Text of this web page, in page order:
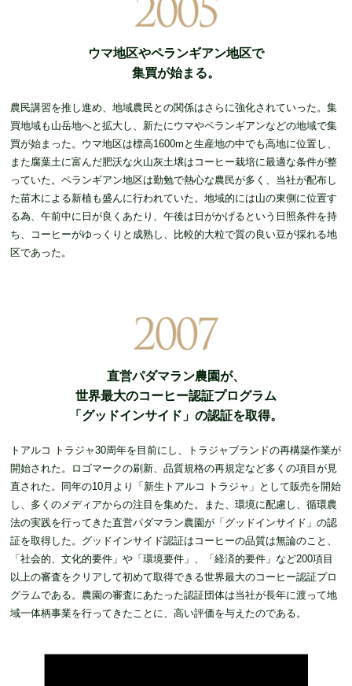
ウマ地区やペランギアン地区で
集買が始まる。
農民講習を推し進め、地域農民との関係はさらに強化されていった。集
買地域も山岳地へと拡大し、新たにウマやペランギアンなどの地域で集
買が始まった。ウマ地区は標高1600mと生産地の中でも高地に位置し、
また腐葉土に富んだ肥沃な火山灰土壌はコーヒー栽培に最適な条件が整
っていた。ペランギアン地区は勤勉で熱心な農民が多く、当社が配布し
た苗木による新植も盛んに行われていた。地域的には山の東側に位置す
る為、午前中に日が良くあたり、午後は日がかげるという日照条件を持
ち、コーヒーがゆっくりと成熟し、比較的大粒で質の良い豆が採れる地
区であった。
直営パダマラン農園が、
世界最大のコーヒー認証プログラム
「グッドインサイド」の認証を取得。
トアルコ トラジャ30周年を目前にし、トラジャブランドの再構築作業が
開始された。ロゴマークの刷新、品質規格の再規定など多くの項目が見
直された。同年の10月より「新生トアルコ トラジャ」として販売を開始
し、多くのメディアからの注目を集めた。また、環境に配慮し、循環農
法の実践を行ってきた直営パダマラン農園が「グッドインサイド」の認
証を取得した。グッドインサイド認証はコーヒーの品質は無論のこと、
「社会的、文化的要件」や「環境要件」、「経済的要件」など200項目
以上の審査をクリアして初めて取得できる世界最大のコーヒー認証プロ
グラムである。農園の審査にあたった認証団体は当社が長年に渡って地
域一体柄事業を行ってきたことに、高い評価を与えたのである。